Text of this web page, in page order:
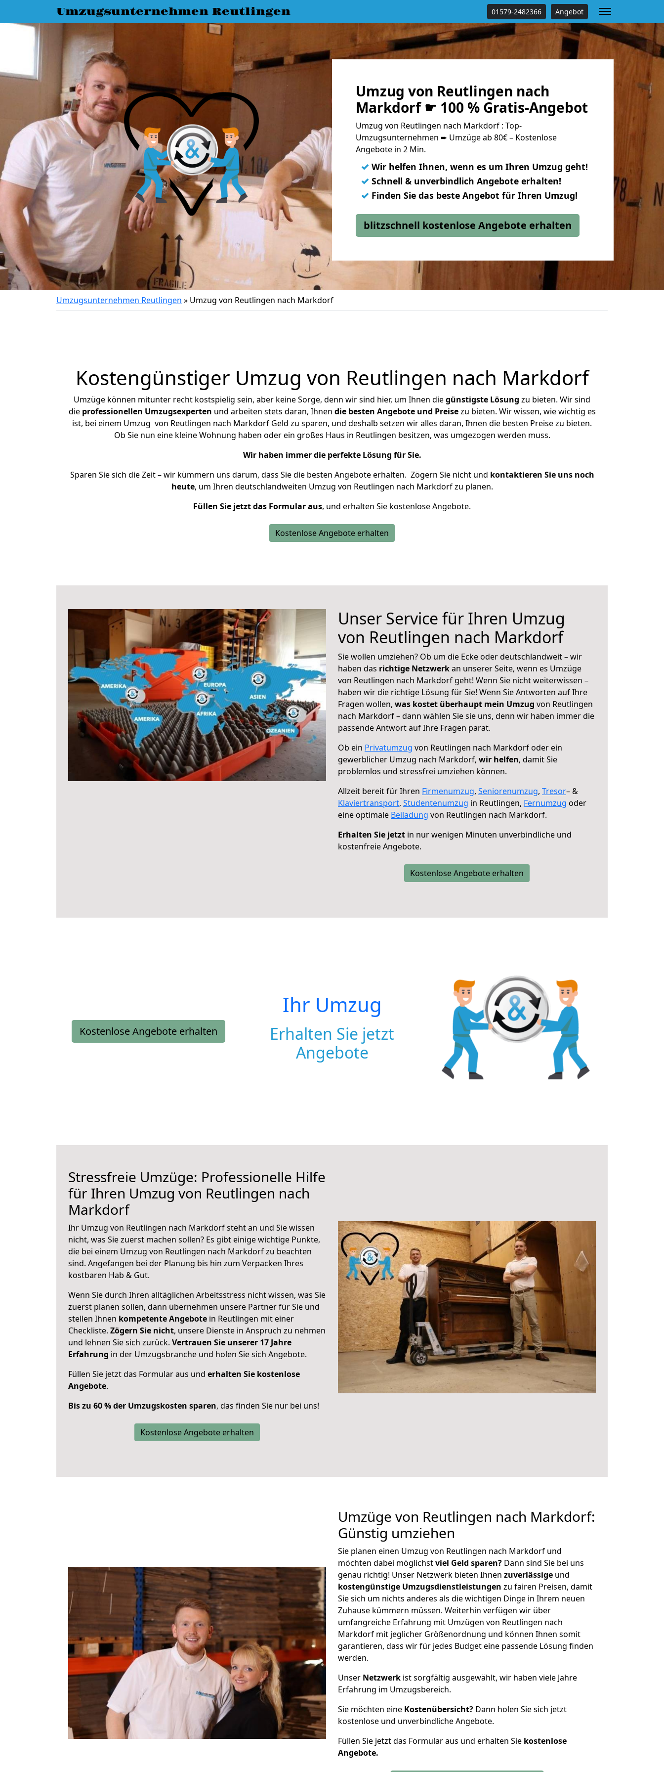
Umzugsunternehmen Reutlingen 01579-2482366 Angebot
Umzug von Reutlingen nach
Markdorf ☛ 100 % Gratis-Angebot
Umzug von Reutlingen nach Markdorf : Top-
Umzugsunternehmen ➨ Umzüge ab 80€ – Kostenlose
Angebote in 2 Min.
✓ Wir helfen Ihnen, wenn es um Ihren Umzug geht!
✓ Schnell & unverbindlich Angebote erhalten!
✓ Finden Sie das beste Angebot für Ihren Umzug!
blitzschnell kostenlose Angebote erhalten
Umzugsunternehmen Reutlingen » Umzug von Reutlingen nach Markdorf
Kostengünstiger Umzug von Reutlingen nach Markdorf
Umzüge können mitunter recht kostspielig sein, aber keine Sorge, denn wir sind hier, um Ihnen diegünstigste Lösung zu bieten. Wir sind
die professionellen Umzugsexperten und arbeiten stets daran, Ihnen die besten Angebote und Preisezu bieten. Wir wissen, wie wichtig es
ist, bei einem Umzug von Reutlingen nach Markdorf Geld zu sparen, und deshalb setzen wir alles daran, Ihnen die besten Preise zu bieten.
Ob Sie nun eine kleine Wohnung haben oder ein großes Haus in Reutlingen besitzen, was umgezogen werden muss.
Wir haben immer die perfekte Lösung für Sie.
Sparen Sie sich die Zeit – wir kümmern uns darum, dass Sie die besten Angebote erhalten. Zögern Sie nicht und kontaktieren Sie uns noch
heute, um Ihren deutschlandweiten Umzug von Reutlingen nach Markdorf zu planen.
Füllen Sie jetzt das Formular aus, und erhalten Sie kostenlose Angebote.
Kostenlose Angebote erhalten
Unser Service für Ihren Umzug
von Reutlingen nach Markdorf
Sie wollen umziehen? Ob um die Ecke oder deutschlandweit – wir
haben das richtige Netzwerkan unserer Seite, wenn es Umzüge
von Reutlingen nach Markdorf geht! Wenn Sie nicht weiterwissen –
haben wir die richtige Lösung für Sie! Wenn Sie Antworten auf Ihre
Fragen wollen, was kostet überhaupt mein Umzug von Reutlingen
nach Markdorf – dann wählen Sie sie uns, denn wir haben immer die
passende Antwort auf Ihre Fragen parat.
Ob ein Privatumzug von Reutlingen nach Markdorf oder ein
gewerblicher Umzug nach Markdorf, wir helfen, damit Sie
problemlos und stressfrei umziehen können.
Allzeit bereit für Ihren Firmenumzug, Seniorenumzug, Tresor– &
Klaviertransport, Studentenumzug in Reutlingen, Fernumzug oder
eine optimale Beiladung von Reutlingen nach Markdorf.
Erhalten Sie jetzt in nur wenigen Minuten unverbindliche und
kostenfreie Angebote.
Kostenlose Angebote erhalten
Kostenlose Angebote erhalten
Ihr Umzug
Erhalten Sie jetzt
Angebote
Stressfreie Umzüge: Professionelle Hilfe
für Ihren Umzug von Reutlingen nach
Markdorf
Ihr Umzug von Reutlingen nach Markdorf steht an und Sie wissen
nicht, was Sie zuerst machen sollen? Es gibt einige wichtige Punkte,
die bei einem Umzug von Reutlingen nach Markdorf zu beachten
sind. Angefangen bei der Planung bis hin zum Verpacken Ihres
kostbaren Hab & Gut.
Wenn Sie durch Ihren alltäglichen Arbeitsstress nicht wissen, was Sie
zuerst planen sollen, dann übernehmen unsere Partner für Sie und
stellen Ihnen kompetente Angebote in Reutlingen mit einer
Checkliste. Zögern Sie nicht, unsere Dienste in Anspruch zu nehmen
und lehnen Sie sich zurück. Vertrauen Sie unserer 17 Jahre
Erfahrung in der Umzugsbranche und holen Sie sich Angebote.
Füllen Sie jetzt das Formular aus und erhalten Sie kostenlose
Angebote.
Bis zu 60 % der Umzugskosten sparen, das finden Sie nur bei uns!
Kostenlose Angebote erhalten
Umzüge von Reutlingen nach Markdorf:
Günstig umziehen
Sie planen einen Umzug von Reutlingen nach Markdorf und
möchten dabei möglichstviel Geld sparen? Dann sind Sie bei uns
genau richtig! Unser Netzwerk bieten Ihnen zuverlässige und
kostengünstige Umzugsdienstleistungen zu fairen Preisen, damit
Sie sich um nichts anderes als die wichtigen Dinge in Ihrem neuen
Zuhause kümmern müssen. Weiterhin verfügen wir über
umfangreiche Erfahrung mit Umzügen von Reutlingen nach
Markdorf mit jeglicher Größenordnung und können Ihnen somit
garantieren, dass wir für jedes Budget eine passende Lösung finden
werden.
Unser Netzwerk ist sorgfältig ausgewählt, wir haben viele Jahre
Erfahrung im Umzugsbereich.
Sie möchten eine Kostenübersicht? Dann holen Sie sich jetzt
kostenlose und unverbindliche Angebote.
Füllen Sie jetzt das Formular aus und erhalten Sie kostenlose
Angebote.